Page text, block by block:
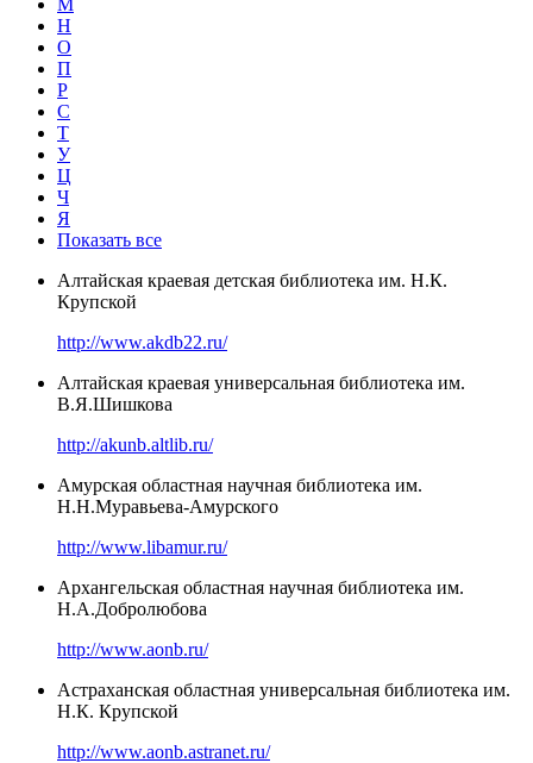
Н
О
П
Р
С
Т
У
Ц
Ч
Я
Показать все
Алтайская краевая детская библиотека им. Н.К.
Крупской
http://www.akdb22.ru/
Алтайская краевая универсальная библиотека им.
В.Я.Шишкова
http://akunb.altlib.ru/
Амурская областная научная библиотека им.
Н.Н.Муравьева-Амурского
http://www.libamur.ru/
Архангельская областная научная библиотека им.
Н.А.Добролюбова
http://www.aonb.ru/
Астраханская областная универсальная библиотека им.
Н.К. Крупской
http://www.aonb.astranet.ru/